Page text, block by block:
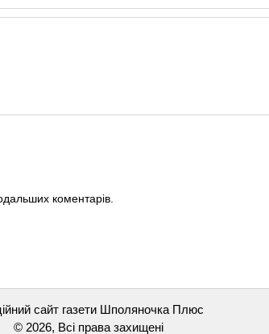
коментарів.
сайт газети Шполяночка Плюс
© 2026, Всі права захищені